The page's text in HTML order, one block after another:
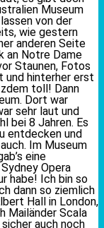
Museum
von der
wie gestern
anderen Seite
an Notre Dame
Staunen, Fotos
und hinterher erst
toll! Dann
Dort war
sehr laut und
bei 8 Jahren. Es
entdecken und
Im Museum
eine
Opera
habe! Ich bin so
dann so ziemlich
Hall in London,
Mailänder Scala
auch noch